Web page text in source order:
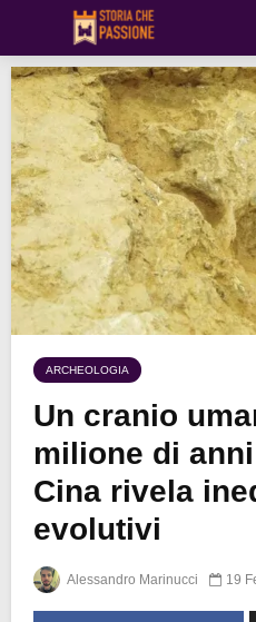
ARCHEOLOGIA
Un cranio
milione di
Cina rivela
evolutivi
Alessandro Marinucci 19